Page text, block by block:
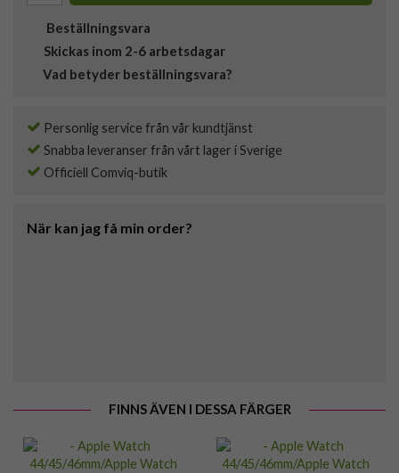
Beställningsvara
Skickas inom 2-6 arbetsdagar
Vad betyder beställningsvara?
Personlig service från vår kundtjänst
Snabba leveranser från vårt lager i Sverige
Officiell Comviq-butik
När kan jag få min order?
FINNS ÄVEN I DESSA FÄRGER